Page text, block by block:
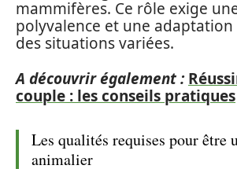
mammifères. Ce rôle exige
polyvalence et une
des situations variées.
A découvrir également :
couple : les conseils pratiques
Les qualités requises pour être
animalier